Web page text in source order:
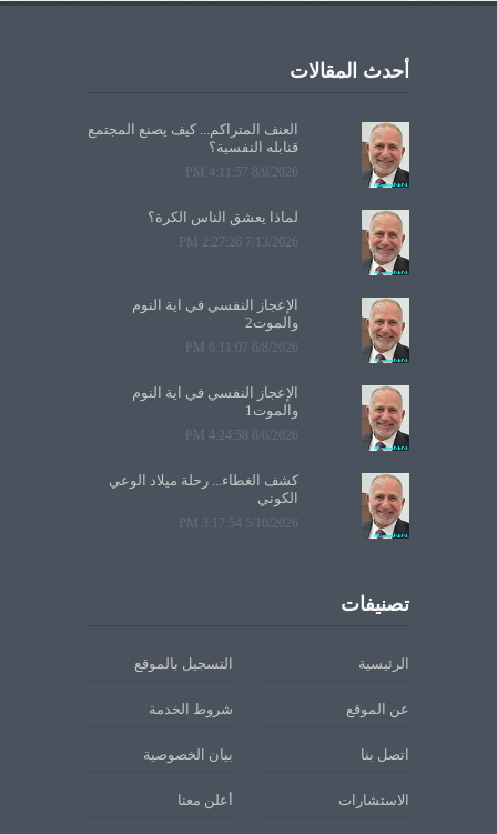
أحدث المقالات
العنف المتراكم... كيف يصنع المجتمع
قنابله النفسية؟
8/9/2026 4:11:57 PM
لماذا يعشق الناس الكرة؟
7/13/2026 2:27:26 PM
الإعجاز النفسي في آية النوم
والموت2
6/8/2026 6:11:07 PM
الإعجاز النفسي في آية النوم
والموت1
6/6/2026 4:24:58 PM
كشف الغطاء... رحلة ميلاد الوعي
الكوني
5/10/2026 3:17:54 PM
تصنيفات
الرئيسية التسجيل بالموقع
عن الموقع شروط الخدمة
اتصل بنا بيان الخصوصية
الاستشارات أعلن معنا